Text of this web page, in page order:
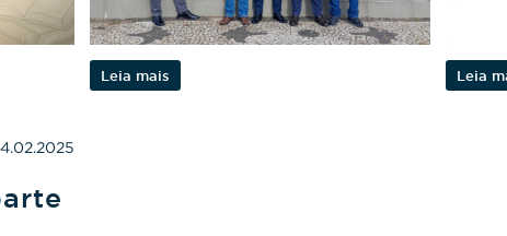
Leia mais Leia